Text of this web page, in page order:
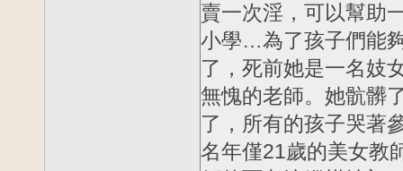
賣一次淫，可以幫助
小學…為了孩子們能
了，死前她是一名妓
無愧的老師。她骯髒
了，所有的孩子哭著
名年僅21歲的美女教